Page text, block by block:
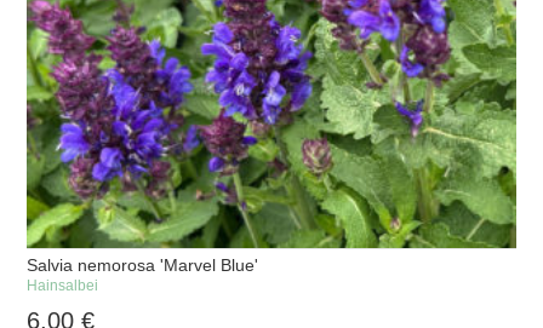
Salvia nemorosa 'Marvel Blue'
Hainsalbei
6,00€